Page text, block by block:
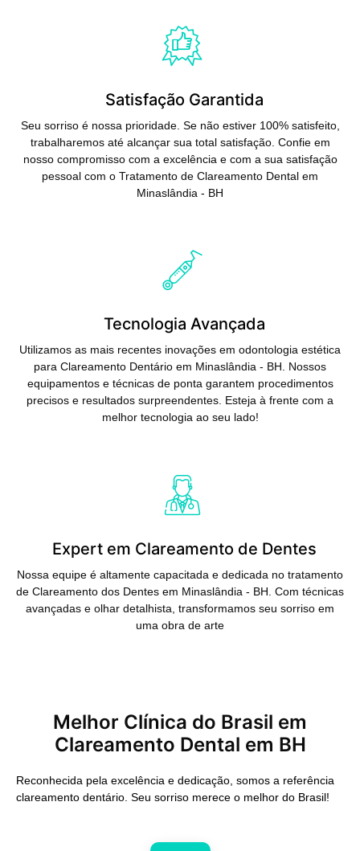
Satisfação Garantida
Seu sorriso é nossa prioridade. Se não estiver 100% satisfeito,
trabalharemos até alcançar sua total satisfação. Confie em
nosso compromisso com a excelência e com a sua satisfação
pessoal com o Tratamento de Clareamento Dental em
Minaslândia - BH
Tecnologia Avançada
Utilizamos as mais recentes inovações em odontologia estética
para Clareamento Dentário em Minaslândia - BH. Nossos
equipamentos e técnicas de ponta garantem procedimentos
precisos e resultados surpreendentes. Esteja à frente com a
melhor tecnologia ao seu lado!
Expert em Clareamento de Dentes
Nossa equipe é altamente capacitada e dedicada no tratamento
de Clareamento dos Dentes em Minaslândia - BH. Com técnicas
avançadas e olhar detalhista, transformamos seu sorriso em
uma obra de arte
Melhor Clínica do Brasil em
Clareamento Dental em BH
Reconhecida pela excelência e dedicação, somos a referência
clareamento dentário. Seu sorriso merece o melhor do Brasil!